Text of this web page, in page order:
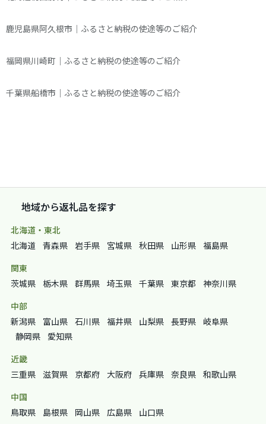
鹿児島県阿久根市｜ふるさと納税の使途等のご紹介
福岡県川崎町｜ふるさと納税の使途等のご紹介
千葉県船橋市｜ふるさと納税の使途等のご紹介
地域から返礼品を探す
北海道・東北
北海道
青森県 岩手県 宮城県 秋田県 山形県
福島県
関東
茨城県
栃木県 群馬県 埼玉県 千葉県 東京都
神奈川県
中部
新潟県
富山県 石川県 福井県 山梨県 長野県
岐阜県
静岡県
愛知県
近畿
三重県
滋賀県 京都府 大阪府 兵庫県 奈良県
和歌山県
中国
鳥取県
島根県 岡山県 広島県 山口県